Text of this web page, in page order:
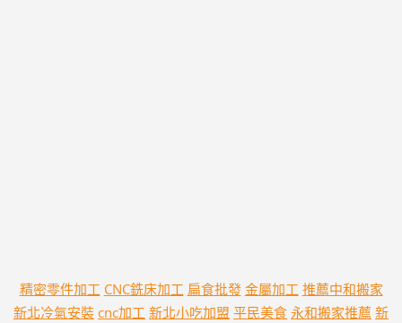
精密零件加工 CNC銑床加工 扁食批發 金屬加工 推薦中和搬家
新北冷氣安裝 cnc加工 新北小吃加盟 平民美食 永和搬家推薦 新